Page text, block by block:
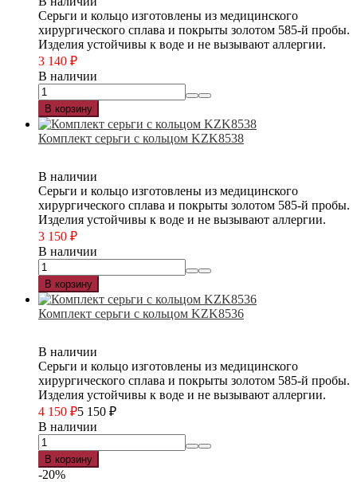
Серьги и кольцо изготовлены из медицинского
хирургического сплава и покрыты золотом 585-й пробы.
Изделия устойчивы к воде и не вызывают аллергии.
3 140 ₽
В наличии
В корзину
Комплект серьги с кольцом KZK8538
В наличии
Серьги и кольцо изготовлены из медицинского
хирургического сплава и покрыты золотом 585-й пробы.
Изделия устойчивы к воде и не вызывают аллергии.
3 150 ₽
В наличии
В корзину
Комплект серьги с кольцом KZK8536
В наличии
Серьги и кольцо изготовлены из медицинского
хирургического сплава и покрыты золотом 585-й пробы.
Изделия устойчивы к воде и не вызывают аллергии.
4 150 ₽5 150 ₽
В наличии
В корзину
-20%